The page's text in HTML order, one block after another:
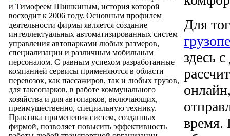
и Тимофеем Шишкиным, история которой
восходит к 2006 году. Основным профилем
деятельности фирмы является создание
интеллектуальных автоматизированных систем
управления автопарками любых размеров,
специализации и различным мобильным
персоналом. С равным успехом разработанные
компанией сервисы применяются в области
перевозок, как пассажиров, так и любых грузов,
для таксопарков, в работе коммунального
хозяйства и для автопарков, включающих,
преимущественно, специальную технику.
Практика применения систем, созданных
фирмой, позволяет повысить эффективность
Для
здесь
время.